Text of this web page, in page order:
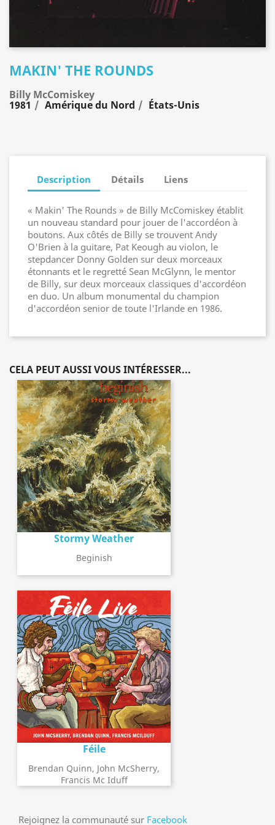
MAKIN' THE ROUNDS
Billy McComiskey
1981 Amérique du Nord États-Unis
Description Détails Liens
« Makin' The Rounds » de Billy McComiskey établit
un nouveau standard pour jouer de l'accordéon à
boutons. Aux côtés de Billy se trouvent Andy
O'Brien à la guitare, Pat Keough au violon, le
stepdancer Donny Golden sur deux morceaux
étonnants et le regretté Sean McGlynn, le mentor
de Billy, sur deux morceaux classiques d'accordéon
en duo. Un album monumental du champion
d'accordéon senior de toute l'Irlande en 1986.
CELA PEUT AUSSI VOUS INTÉRESSER...
Stormy Weather
Beginish
Féile
Brendan Quinn, John McSherry,
Francis Mc Iduff
Rejoignez la communauté sur Facebook